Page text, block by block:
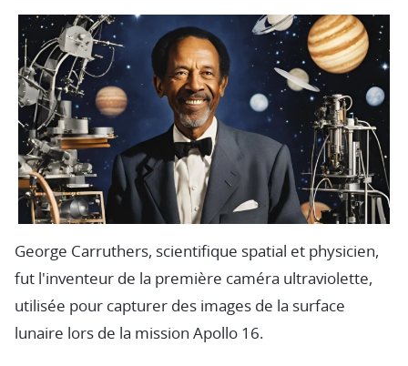
George Carruthers, scientifique spatial et physicien,
fut l'inventeur de la première caméra ultraviolette,
utilisée pour capturer des images de la surface
lunaire lors de la mission Apollo 16.